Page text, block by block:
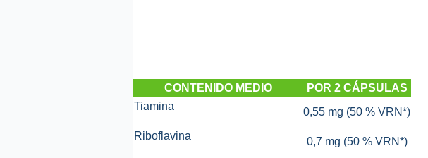
CONTENIDO MEDIO
POR 2 CÁPSULAS
Tiamina
0,55 mg (50 % VRN*)
Riboflavina
0,7 mg (50 % VRN*)